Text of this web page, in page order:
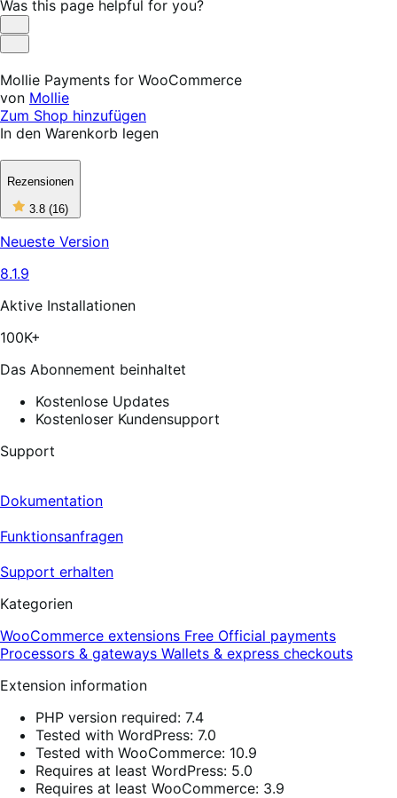
Was this page helpful for you?
Helpful
Not
Mollie Payments for WooCommerce
von Mollie
Zum Shop hinzufügen
In den Warenkorb legen
Rezensionen
3.8 (16)3
out
5
Neueste Version
8.1.9
Aktive Installationen
100K+
Das Abonnement beinhaltet
Kostenlose Updates
Kostenloser Kundensupport
Support
Dokumentation
Funktionsanfragen
Support erhalten
Kategorien
WooCommerce extensions Free Official payments
Processors & gateways Wallets & express checkouts
Extension information
PHP version required: 7.4
Tested with WordPress: 7.0
Tested with WooCommerce: 10.9
Requires at least WordPress: 5.0
Requires at least WooCommerce: 3.9